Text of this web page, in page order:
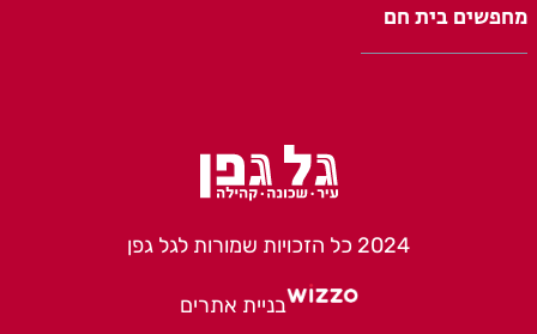
מחפשים בית חם
2024 כל הזכויות שמורות לגל גפן
בניית אתרים